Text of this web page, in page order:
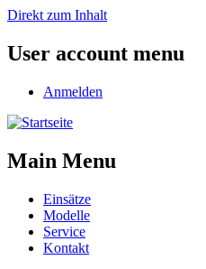
Direkt zum Inhalt
User account menu
Anmelden
Main Menu
Einsätze
Modelle
Service
Kontakt